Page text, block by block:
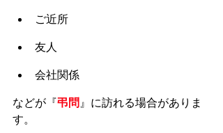
ご近所
友人
会社関係
などが『弔問 』に訪れる場合がありま
す。